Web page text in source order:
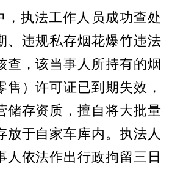
，执法工作人员成功查处
、违规私存烟花爆竹违法
查，该当事人所持有的烟
售）许可证已到期失效，
储存资质，擅自将大批量
放于自家车库内。执法人
人依法作出行政拘留三日